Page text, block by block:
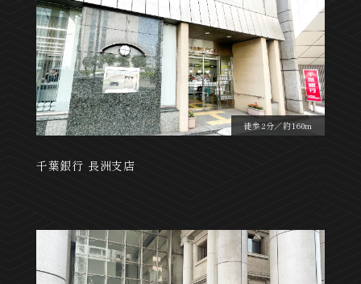
徒歩2分／約160m
千葉銀行 長洲支店